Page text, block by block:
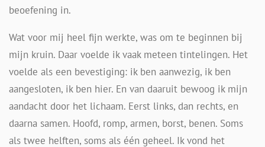
beoefening in.
Wat voor mij heel fijn werkte, was om te beginnen bij
mijn kruin. Daar voelde ik vaak meteen tintelingen. Het
voelde als een bevestiging: ik ben aanwezig, ik ben
aangesloten, ik ben hier. En van daaruit bewoog ik mijn
aandacht door het lichaam. Eerst links, dan rechts, en
daarna samen. Hoofd, romp, armen, borst, benen. Soms
als twee helften, soms als één geheel. Ik vond het